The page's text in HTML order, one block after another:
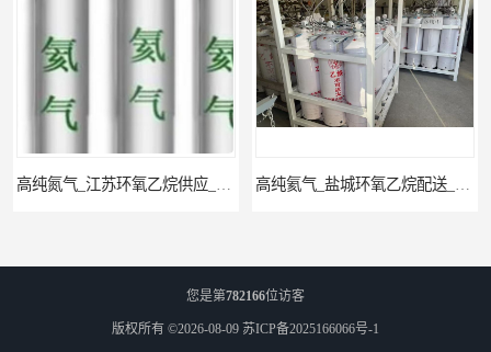
您是第782166位访客
版权所有 ©2026-08-09 苏ICP备2025166066号-1